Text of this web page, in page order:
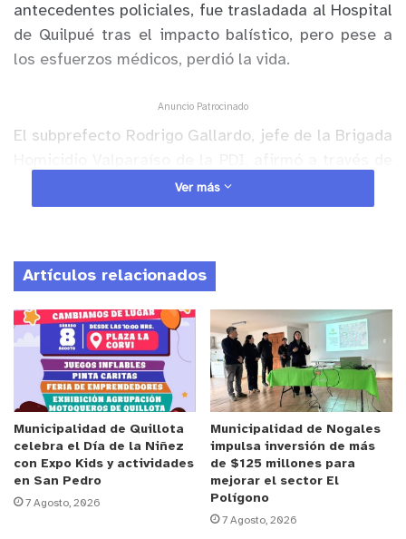
antecedentes policiales, fue trasladada al Hospital
de Quilpué tras el impacto balístico, pero pese a
los esfuerzos médicos, perdió la vida.
Anuncio Patrocinado
El subprefecto Rodrigo Gallardo, jefe de la Brigada
un video que el caso quedó registrado la noche de
este domingo, cuando los funcionarios policiales
que se registró el ingreso al centro de salud de un
hombre que sufrió una herida por proyectil
balístico en la zona del tórax. La policía civil inició
diligencias, estableciendo que el sitio del suceso
fue en el sector de Belloto Sur.
Osvaldo Basso, Fiscal de Turno señaló que: “En la
madrugada de hoy, pasada la media noche, llegó al
hospital llegó una víctima que habría sido baleada,
muriendo en el hospital luego de intentar
reanimarlo. Recibió un impacto balístico en la zona
del abdomen por sujetos aún desconocidos.
Ver más
Artículos relacionados
Municipalidad de Quillota
celebra el Día de la Niñez
con Expo Kids y actividades
en San Pedro
7 Agosto, 2026
Municipalidad de Nogales
impulsa inversión de más
de $125 millones para
mejorar el sector El
Polígono
7 Agosto, 2026